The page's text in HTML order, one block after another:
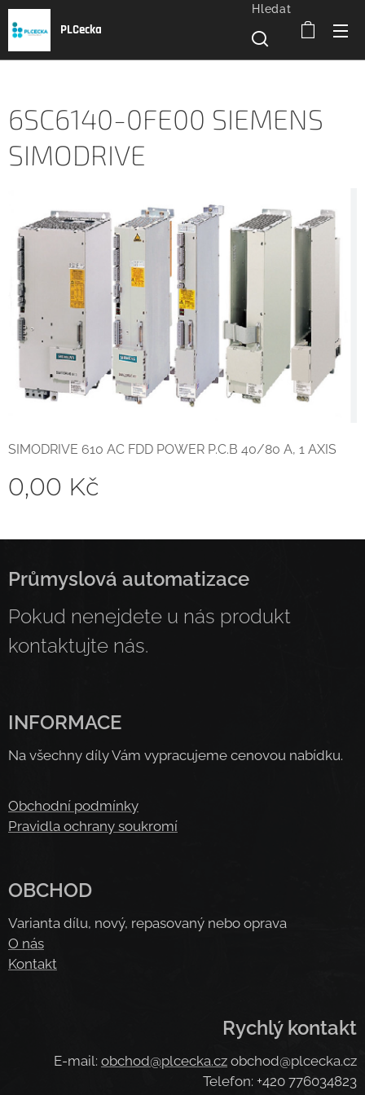
PLCecka
Hledat
6SC6140-0FE00 SIEMENS
SIMODRIVE
SIMODRIVE 610 AC FDD POWER P.C.B 40/80 A, 1 AXIS
0,00 Kč
Průmyslová automatizace
Pokud nenejdete u nás produkt
kontaktujte nás.
INFORMACE
Na všechny díly Vám vypracujeme cenovou nabídku.
Obchodní podmínky
Pravidla ochrany soukromí
OBCHOD
Varianta dílu, nový, repasovaný nebo oprava
O nás
Kontakt
Rychlý kontakt
E-mail: obchod@plcecka.cz obchod@plcecka.cz
Telefon: +420 776034823